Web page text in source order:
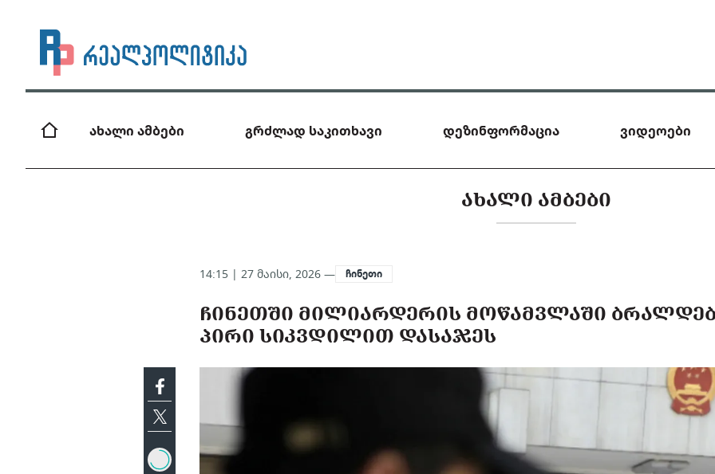
ახალი ამბები გრძლად საკითხავი დეზინფორმაცია ვიდეოები
ᲐᲮᲐᲚᲘ ᲐᲛᲑᲔᲑᲘ
14:15 | 27 მაისი, 2026 — ჩინეთი
ᲩᲘᲜᲔᲗᲨᲘ ᲛᲘᲚᲘᲐᲠᲓᲔᲠᲘᲡ ᲛᲝᲬᲐᲛᲕᲚᲐᲨᲘ
ᲞᲘᲠᲘ ᲡᲘᲙᲕᲓᲘᲚᲘᲗ ᲓᲐᲡᲐᲯᲔᲡ